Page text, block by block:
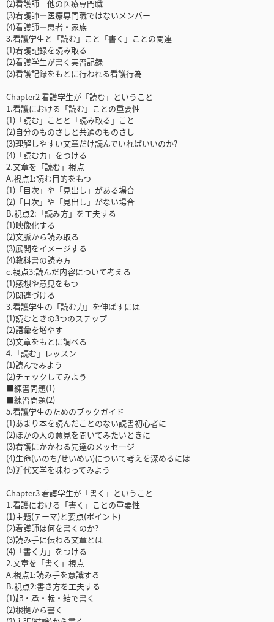
(2)看護師―他の医療専門職
(3)看護師―医療専門職ではないメンバー
(4)看護師―患者・家族
3.看護学生と「読む」こと「書く」ことの関連
(1)看護記録を読み取る
(2)看護学生が書く実習記録
(3)看護記録をもとに行われる看護行為
Chapter2 看護学生が「読む」ということ
1.看護における「読む」ことの重要性
(1)「読む」ことと「読み取る」こと
(2)自分のものさしと共通のものさし
(3)理解しやすい文章だけ読んでいればいいのか?
(4)「読む力」をつける
2.文章を「読む」視点
A.視点1:読む目的をもつ
(1)「目次」や「見出し」がある場合
(2)「目次」や「見出し」がない場合
B.視点2:「読み方」を工夫する
(1)映像化する
(2)文脈から読み取る
(3)展開をイメージする
(4)教科書の読み方
c.視点3:読んだ内容について考える
(1)感想や意見をもつ
(2)関連づける
3.看護学生の「読む力」を伸ばすには
(1)読むときの3つのステップ
(2)語彙を増やす
(3)文章をもとに調べる
4.「読む」レッスン
(1)読んでみよう
(2)チェックしてみよう
■練習問題(1)
■練習問題(2)
5.看護学生のためのブックガイド
(1)あまり本を読んだことのない読書初心者に
(2)ほかの人の意見を聞いてみたいときに
(3)看護にかかわる先達のメッセージ
(4)生命(いのち/せいめい)について考えを深めるには
(5)近代文学を味わってみよう
Chapter3 看護学生が「書く」ということ
1.看護における「書く」ことの重要性
(1)主題(テーマ)と要点(ポイント)
(2)看護師は何を書くのか?
(3)読み手に伝わる文章とは
(4)「書く力」をつける
2.文章を「書く」視点
A.視点1:読み手を意識する
B.視点2:書き方を工夫する
(1)起・承・転・結で書く
(2)根拠から書く